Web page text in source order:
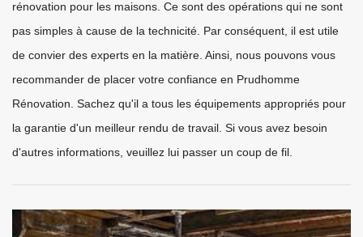
rénovation pour les maisons. Ce sont des opérations qui ne sont
pas simples à cause de la technicité. Par conséquent, il est utile
de convier des experts en la matière. Ainsi, nous pouvons vous
recommander de placer votre confiance en Prudhomme
Rénovation. Sachez qu'il a tous les équipements appropriés pour
la garantie d'un meilleur rendu de travail. Si vous avez besoin
d'autres informations, veuillez lui passer un coup de fil.